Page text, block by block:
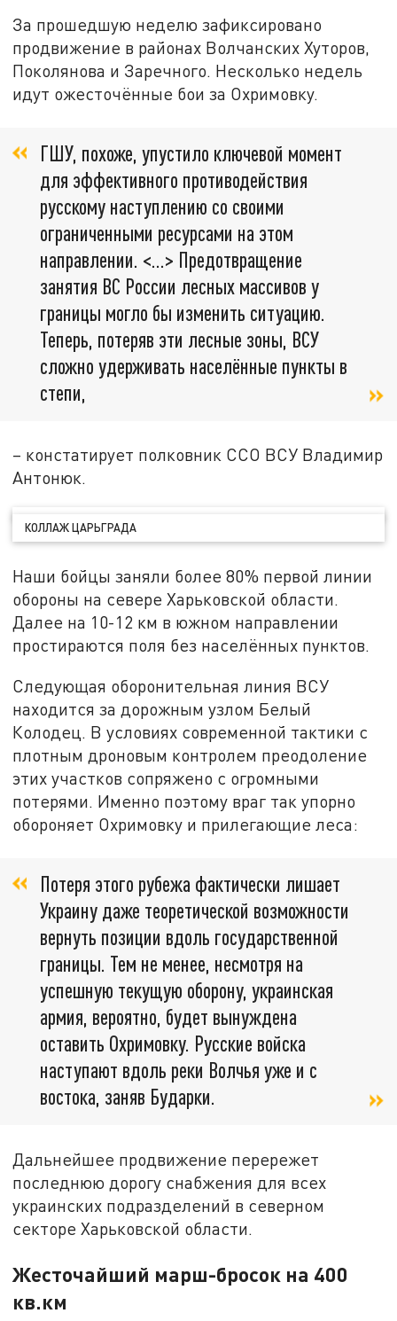
За прошедшую неделю зафиксировано
продвижение в районах Волчанских Хуторов,
Поколянова и Заречного. Несколько недель
идут ожесточённые бои за Охримовку.
ГШУ, похоже, упустило ключевой момент
для эффективного противодействия
русскому наступлению со своими
ограниченными ресурсами на этом
направлении. <…> Предотвращение
занятия ВС России лесных массивов у
границы могло бы изменить ситуацию.
Теперь, потеряв эти лесные зоны, ВСУ
сложно удерживать населённые пункты в
степи,
– констатирует полковник ССО ВСУ Владимир
Антонюк.
КОЛЛАЖ ЦАРЬГРАДА
Наши бойцы заняли более 80% первой линии
обороны на севере Харьковской области.
Далее на 10-12 км в южном направлении
простираются поля без населённых пунктов.
Следующая оборонительная линия ВСУ
находится за дорожным узлом Белый
Колодец. В условиях современной тактики с
плотным дроновым контролем преодоление
этих участков сопряжено с огромными
потерями. Именно поэтому враг так упорно
обороняет Охримовку и прилегающие леса:
Потеря этого рубежа фактически лишает
Украину даже теоретической возможности
вернуть позиции вдоль государственной
границы. Тем не менее, несмотря на
успешную текущую оборону, украинская
армия, вероятно, будет вынуждена
оставить Охримовку. Русские войска
наступают вдоль реки Волчья уже и с
востока, заняв Бударки.
Дальнейшее продвижение перережет
последнюю дорогу снабжения для всех
украинских подразделений в северном
секторе Харьковской области.
Жесточайший марш-бросок на 400
кв.км